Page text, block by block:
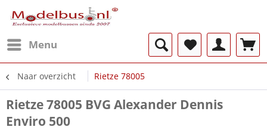
Menu
Naar overzicht Rietze 78005
Rietze 78005 BVG Alexander Dennis
Enviro 500